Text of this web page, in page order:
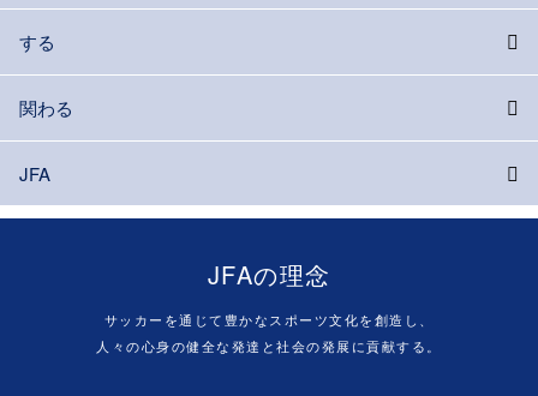
する
関わる
JFA
JFAの理念
サッカーを通じて豊かなスポーツ文化を創造し、
人々の心身の健全な発達と社会の発展に貢献する。